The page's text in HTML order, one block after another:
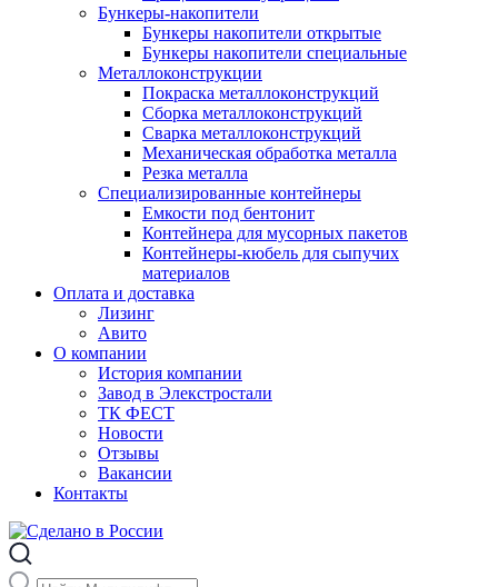
Бункеры-накопители
Бункеры накопители открытые
Бункеры накопители специальные
Металлоконструкции
Покраска металлоконструкций
Сборка металлоконструкций
Сварка металлоконструкций
Механическая обработка металла
Резка металла
Специализированные контейнеры
Емкости под бентонит
Контейнера для мусорных пакетов
Контейнеры-кюбель для сыпучих
материалов
Оплата и доставка
Лизинг
Авито
О компании
История компании
Завод в Элекстростали
ТК ФЕСТ
Новости
Отзывы
Вакансии
Контакты